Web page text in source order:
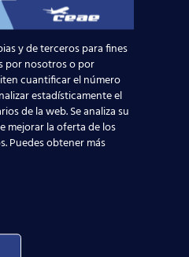
y de terceros para fines
por nosotros o por
cuantificar el número
estadísticamente el
de la web. Se analiza su
mejorar la oferta de los
Puedes obtener más